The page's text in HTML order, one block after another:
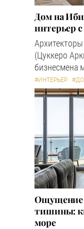
Дом на
интерьер
(Цуккеро
бизнесмена
#ИНТЕРЬЕР
Ощущение
тишины:
море